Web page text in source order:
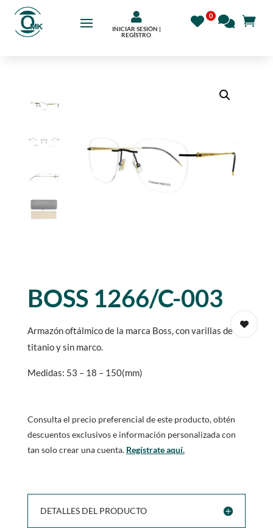

INICIAR SESIÓN |
REGÍSTRO
BOSS 1266/C-003
Armazón oftálmico de la marca Boss, con varillas de
titanio y sin marco.
Medidas: 53 – 18 – 150(mm)
Consulta el precio preferencial de este producto, obtén
descuentos exclusivos e información personalizada con
tan solo crear una cuenta. Regístrate aquí.
DETALLES DEL PRODUCTO